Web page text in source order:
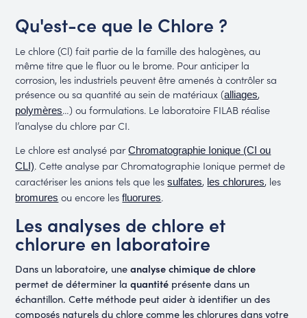
Qu'est-ce que le Chlore ?
Le chlore (Cl) fait partie de la famille des halogènes, au
même titre que le fluor ou le brome. Pour anticiper la
corrosion, les industriels peuvent être amenés à contrôler sa
présence ou sa quantité au sein de matériaux (alliages,
polymères…) ou formulations. Le laboratoire FILAB réalise
l’analyse du chlore par CI.
Le chlore est analysé parChromatographie Ionique (CI ou
CLI). Cette analyse par Chromatographie Ionique permet de
caractériser les anions tels que lessulfates, les chlorures, les
bromures ou encore lesfluorures.
Les analyses de chlore et
chlorure en laboratoire
Dans un laboratoire, une analyse chimique de chlore
permet de déterminer laquantité présente dans un
échantillon. Cette méthode peut aider à identifier un des
composés naturels du chlore comme les chlorures dans votre